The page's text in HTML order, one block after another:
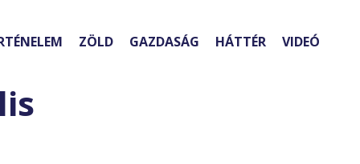
ZÖLD GAZDASÁG HÁTTÉR VIDEÓ